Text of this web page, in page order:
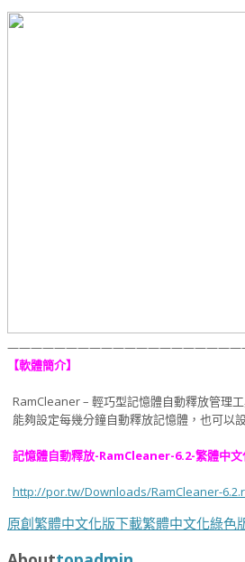
【軟體簡介】
RamCleaner – 輕巧型記憶體自動釋放管理
能夠設定每幾分鐘自動釋放記憶體，也可以
記憶體自動釋放-RamCleaner-6.2-繁體中文
http://por.tw/Downloads/RamCleaner-
原創繁體中文化版下載繁體中文化綠色